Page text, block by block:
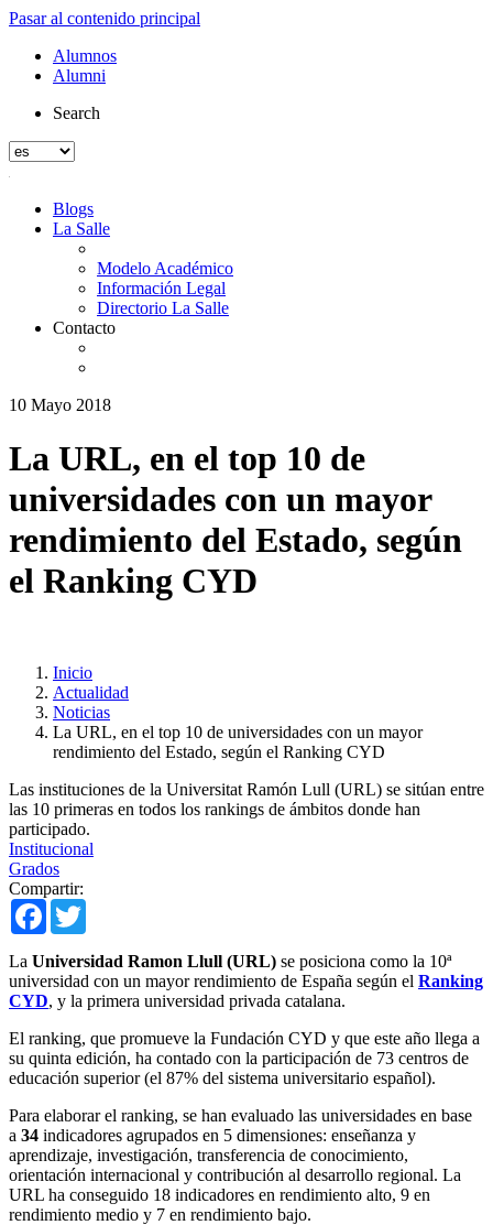
Pasar al contenido principal
Alumnos
Alumni
Search
Blogs
La Salle
Modelo Académico
Información Legal
Directorio La Salle
Contacto
10 Mayo 2018
La URL, en el top 10 de
universidades con un mayor
rendimiento del Estado, según
el Ranking CYD
Inicio
Actualidad
Noticias
La URL, en el top 10 de universidades con un mayor
rendimiento del Estado, según el Ranking CYD
Las instituciones de la Universitat Ramón Lull (URL) se sitúan entre
las 10 primeras en todos los rankings de ámbitos donde han
participado.
Institucional
Grados
Compartir:
Facebook
La Universidad Ramon Llull (URL) se posiciona como la 10ª
universidad con un mayor rendimiento de España según el Ranking
CYD, y la primera universidad privada catalana.
El ranking, que promueve la Fundación CYD y que este año llega a
su quinta edición, ha contado con la participación de 73 centros de
educación superior (el 87% del sistema universitario español).
Para elaborar el ranking, se han evaluado las universidades en base
a 34 indicadores agrupados en 5 dimensiones: enseñanza y
aprendizaje, investigación, transferencia de conocimiento,
orientación internacional y contribución al desarrollo regional. La
URL ha conseguido 18 indicadores en rendimiento alto, 9 en
rendimiento medio y 7 en rendimiento bajo.